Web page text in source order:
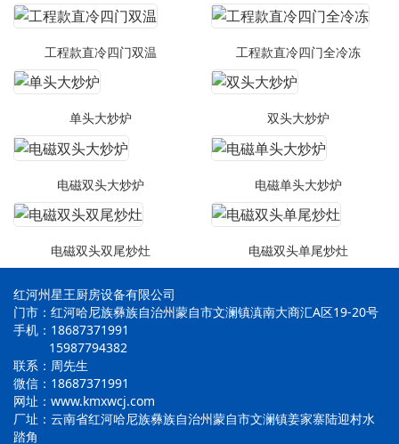
工程款直冷四门双温 工程款直冷四门全冷冻
单头大炒炉 双头大炒炉
电磁双头大炒炉 电磁单头大炒炉
电磁双头双尾炒灶 电磁双头单尾炒灶
红河州星王厨房设备有限公司
门市：红河哈尼族彝族自治州蒙自市文澜镇滇南大商汇A区19-20号
手机：18687371991
15987794382
联系：周先生
微信：18687371991
网址：www.kmxwcj.com
厂址：云南省红河哈尼族彝族自治州蒙自市文澜镇姜家寨陆迎村水
踏角